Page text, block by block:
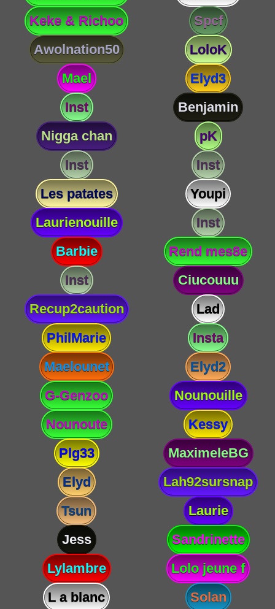
Keke & Richoo
Spcf
Awolnation50
LoloK
Mael
Elyd3
Inst
Benjamin
Nigga chan
pK
Inst
Inst
Les patates
Youpi
Laurienouille
Inst
Barbie
Rend mes8e
Inst
Ciucouuu
Recup2caution
Lad
PhilMarie
Insta
Maelounet
Elyd2
G-Genzoo
Nounouille
Nounoute
Kessy
Plg33
MaximeleBG
Elyd
Lah92sursnap
Tsun
Laurie
Jess
Sandrinette
Lylambre
Lolo jeune f
L a blanc
Solan